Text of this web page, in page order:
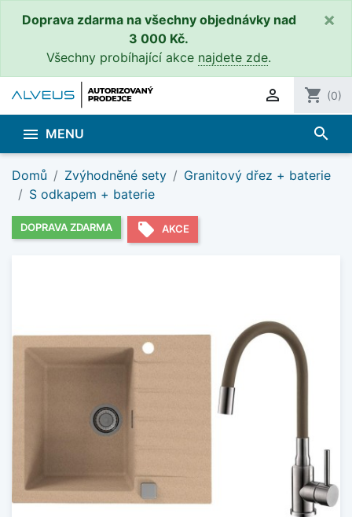
Doprava zdarma na všechny objednávky nad
3 000 Kč.
Všechny probíhající akce najdete zde.
×
 shopping_cart (0)
 MENU search
Domů Zvýhodněné sety
Granitový dřez + baterie
S odkapem + baterie
DOPRAVA ZDARMA local_offer AKCE